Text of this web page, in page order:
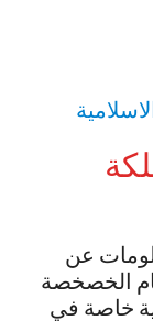
عن
الخصخصة
خاصة في